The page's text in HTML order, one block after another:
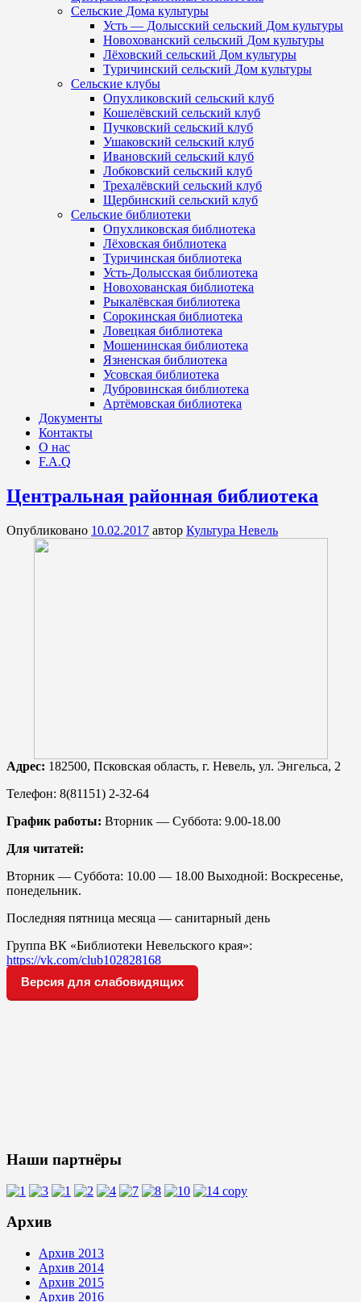
Сельские Дома культуры
Усть — Долысский сельский Дом культуры
Новохованский сельский Дом культуры
Лёховский сельский Дом культуры
Туричинский сельский Дом культуры
Сельские клубы
Опухликовский сельский клуб
Кошелёвский сельский клуб
Пучковский сельский клуб
Ушаковский сельский клуб
Ивановский сельский клуб
Лобковский сельский клуб
Трехалёвский сельский клуб
Щербинский сельский клуб
Сельские библиотеки
Опухликовская библиотека
Лёховская библиотека
Туричинская библиотека
Усть-Долысская библиотека
Новохованская библиотека
Рыкалёвская библиотека
Сорокинская библиотека
Ловецкая библиотека
Мошенинская библиотека
Язненская библиотека
Усовская библиотека
Дубровинская библиотека
Артёмовская библиотека
Документы
Контакты
О нас
F.A.Q
Центральная районная библиотека
Опубликовано 10.02.2017 автор Культура Невель
Адрес: 182500, Псковская область, г. Невель, ул. Энгельса, 2
Телефон: 8(81151) 2-32-64
График работы: Вторник — Суббота: 9.00-18.00
Для читатей:
Вторник — Суббота: 10.00 — 18.00 Выходной: Воскресенье,
понедельник.
Последняя пятница месяца — санитарный день
Группа ВК «Библиотеки Невельского края»:
https://vk.com/club102828168
Версия для слабовидящих
Наши партнёры
Архив
Архив 2013
Архив 2014
Архив 2015
Архив 2016